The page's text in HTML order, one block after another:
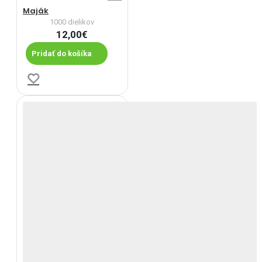
Maják
1000 dielikov
12,00€
Pridať do košíka